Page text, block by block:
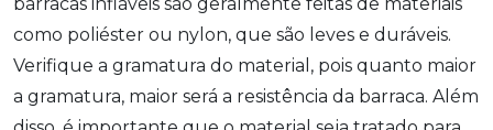
como poliéster ou nylon, que são leves e duráveis.
Verifique a gramatura do material, pois quanto maior
a gramatura, maior será a resistência da barraca. Além